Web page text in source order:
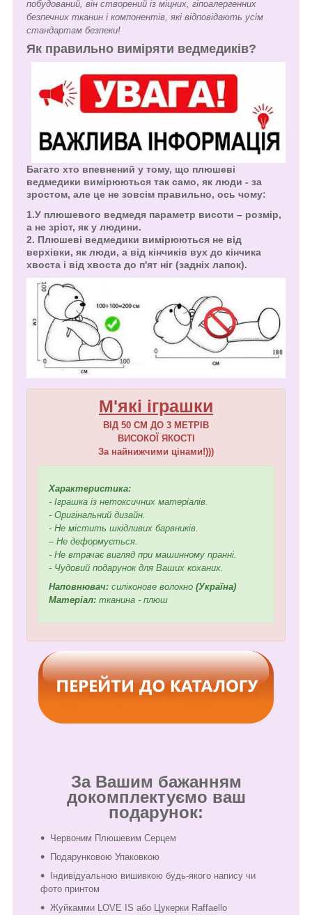
побудований, він створений із міцних, гіпоалергенних
безпечних тканин і компонентів, які відповідають усім
стандартам безпеки!
Як правильно виміряти ведмедиків?
Багато хто впевнений у тому, що плюшеві
ведмедики вимірюються так само, як люди - за
зростом, але це не зовсім правильно, ось чому:
1.У плюшевого ведмедя параметр висоти – розмір,
а не зріст, як у людини.
2. Плюшеві ведмедики вимірюються не від
верхівки, як люди, а від кінчиків вух до кінчика
хвоста і від хвоста до п'ят ніг (задніх лапок).
М'які іграшки
ВІД 50 СМ ДО 3 МЕТРІВ
ВИСОКОЇ ЯКОСТІ
За найнижчими цінами!)))
Характеристика:
- Іграшка із нетоксичних матеріалів.
- Оригінальний дизайн.
- Не містить шкідливих барвників.
– Не деформується.
- Не втрачає вигляд при машинному пранні.
- Чудовий подарунок для Ваших коханих.
Наповнювач: силіконове волокно (Україна)
Матеріал: тканина - плюш
За Вашим бажанням
докомплектуємо ваш
подарунок:
Червоним Плюшевим Серцем
Подарунковою Упаковкою
Індивідуальною вишивкою будь-якого напису чи
фото принтом
Жуйкамми LOVE IS або Цукерки Raffaello